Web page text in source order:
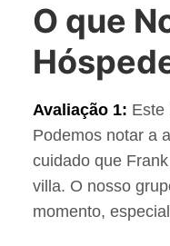
O que
Avaliação 1: Este
Podemos notar a
cuidado que
villa. O nosso
momento,